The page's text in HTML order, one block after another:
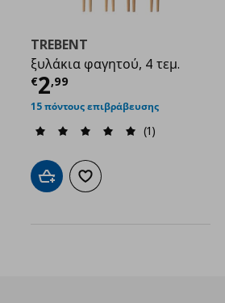
TREBENT
ξυλάκια φαγητού, 4 τεμ.
€2,99
Τρέχουσα τιμή
15 πόντους επιβράβευσης
(1)
Προσθήκη στο καλάθι
Προσθήκη στα αγαπημένα